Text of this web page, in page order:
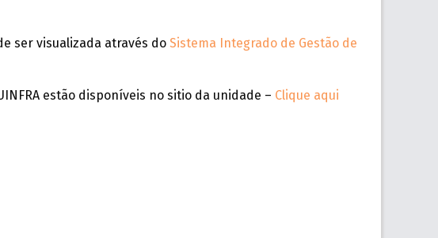
ser visualizada através do Sistema Integrado de Gestão de
estão disponíveis no sitio da unidade – Clique aqui